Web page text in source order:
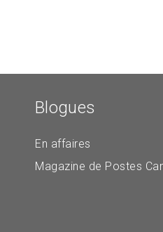
Blogues
En affaires
Magazine de Postes